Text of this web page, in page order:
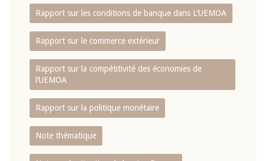
Rapport sur les conditions de banque dans L‘UEMOA
Rapport sur le commerce extérieur
Rapport sur la compétitivité des économies de
l‘UEMOA
Rapport sur la politique monétaire
Note thématique